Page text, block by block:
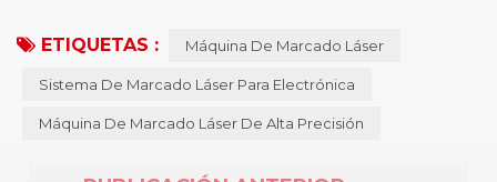
ETIQUETAS : Máquina De Marcado Láser
Sistema De Marcado Láser Para Electrónica
Máquina De Marcado Láser De Alta Precisión